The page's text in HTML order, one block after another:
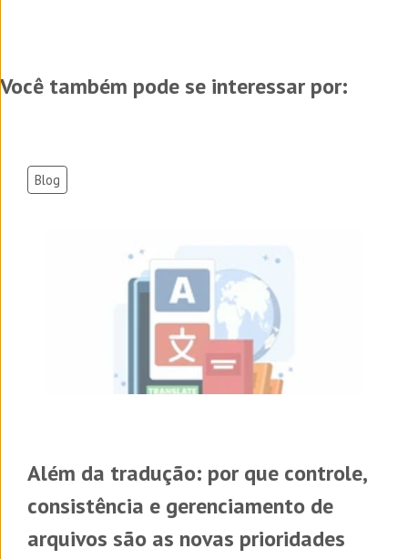
Você também pode se interessar por:
Blog
Além da tradução: por que controle,
consistência e gerenciamento de
arquivos são as novas prioridades